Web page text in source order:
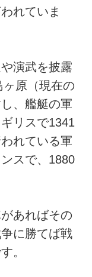
れていま
演武を披露
原（現在の
、艦艇の軍
リスで1341
れている軍
スで、1880
あればその
に勝てば戦
。